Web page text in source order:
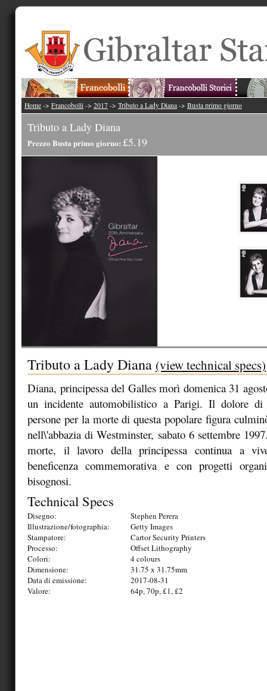
Home -> Francobolli -> 2017 -> Tributo a Lady Diana -> Busta primo giorno
Tributo a Lady Diana
Prezzo Busta primo giorno: £5.19
Tributo a Lady Diana (view technical specs)
Diana, principessa del Galles morì domenica 31
un incidente automobilistico a Parigi. Il dolore
persone per la morte di questa popolare figura
nell\'abbazia di Westminster, sabato 6 settembre
morte, il lavoro della principessa continua a
beneficenza commemorativa e con progetti
bisognosi.
Technical Specs
Disegno:
Stephen Perera
Illustrazione/fotographia:
Getty Images
Stampatore:
Cartor Security Printers
Processo:
Offset Lithography
Colori:
4 colours
Dimensione:
31.75 x 31.75mm
Data di emissione:
2017-08-31
Valore:
64p, 70p, £1, £2